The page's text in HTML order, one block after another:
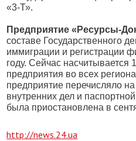
«3-Т».
Предприятие «Ресурсы-
составе Государственного
иммиграции и регистрации
году. Сейчас насчитывается
предприятия во всех
предприятие перечисляло
внутренних дел и
была приостановлена в
http://news.24.ua